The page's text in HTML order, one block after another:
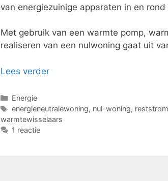
van energiezuinige apparaten in en rond
Met gebruik van een warmte pomp,
realiseren van een nulwoning gaat uit
Lees verder
Categorieën
Energie
Tags
energieneutralewoning, nul-woning,
warmtewisselaars
1 reactie